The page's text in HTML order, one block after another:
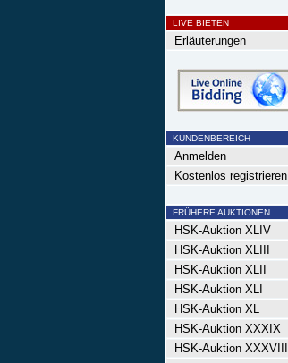
LIVE BIETEN
Erläuterungen
KUNDENBEREICH
Anmelden
Kostenlos registrieren
FRÜHERE AUKTIONEN
HSK-Auktion XLIV
HSK-Auktion XLIII
HSK-Auktion XLII
HSK-Auktion XLI
HSK-Auktion XL
HSK-Auktion XXXIX
HSK-Auktion XXXVIII